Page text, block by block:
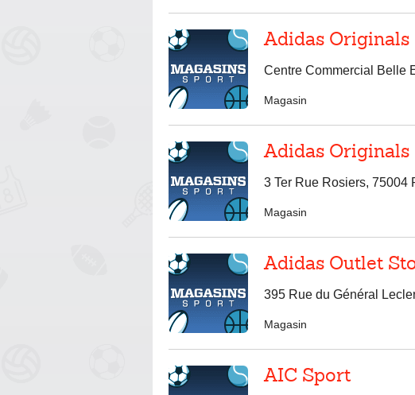
Adidas Originals
Centre Commercial Belle
Magasin
Adidas Originals
3 Ter Rue Rosiers, 75004
Magasin
Adidas Outlet
395 Rue du Général
Magasin
AIC Sport